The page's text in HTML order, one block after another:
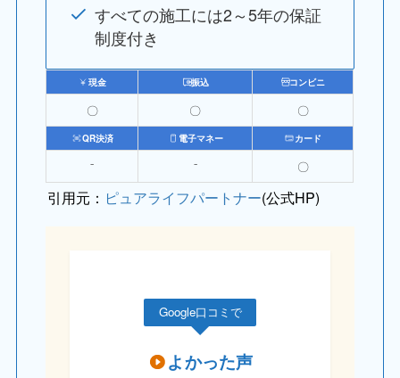
すべての施工には2～5年の保証
制度付き
現金 振込 コンビニ
〇 〇 〇
QR決済 電子マネー カード
⁻ ⁻ 〇
引用元： ピュアライフパートナー(公式HP)
Google口コミで
よかった声